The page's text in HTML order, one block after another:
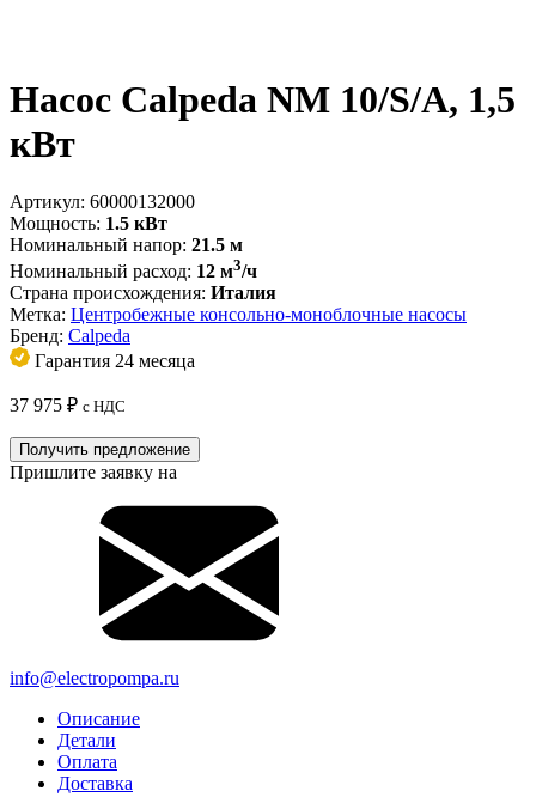
Насос Calpeda NM 10/S/A, 1,5
кВт
Артикул: 60000132000
Мощность: 1.5 кВт
Номинальный напор: 21.5 м
Номинальный расход: 12 м3/ч
Страна происхождения: Италия
Метка: Центробежные консольно-моноблочные насосы
Бренд: Calpeda
Гарантия 24 месяца
37 975 ₽ с НДС
Получить предложение
Пришлите заявку на
info@electropompa.ru
Описание
Детали
Оплата
Доставка